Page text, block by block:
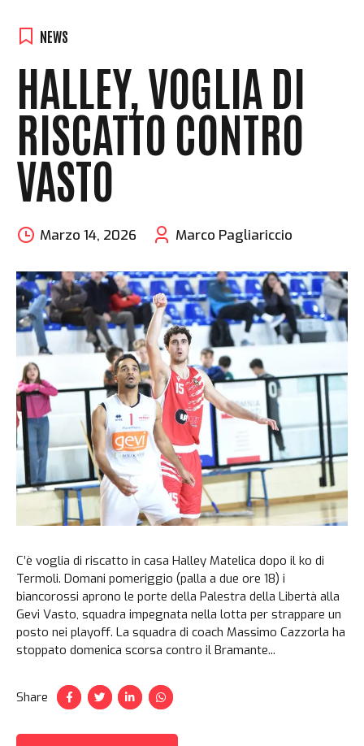
NEWS
HALLEY, VOGLIA DI
RISCATTO CONTRO
VASTO
Marzo 14, 2026 Marco Pagliariccio
C’è voglia di riscatto in casa Halley Matelica dopo il ko di
Termoli. Domani pomeriggio (palla a due ore 18) i
biancorossi aprono le porte della Palestra della Libertà alla
Gevi Vasto, squadra impegnata nella lotta per strappare un
posto nei playoff. La squadra di coach Massimo Cazzorla ha
stoppato domenica scorsa contro il Bramante...
Share